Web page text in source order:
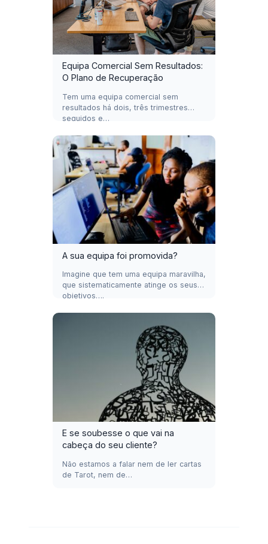
Equipa Comercial Sem Resultados:
O Plano de Recuperação
Tem uma equipa comercial sem
resultados há dois, três trimestres
seguidos e…
A sua equipa foi promovida?
Imagine que tem uma equipa maravilha,
que sistematicamente atinge os seus
objetivos….
E se soubesse o que vai na
cabeça do seu cliente?
Não estamos a falar nem de ler cartas
de Tarot, nem de…